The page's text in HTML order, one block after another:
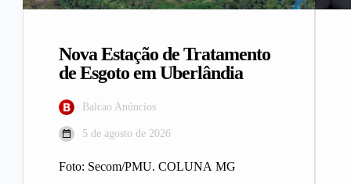
Nova Estação de Tratamento
de Esgoto em Uberlândia
Balcao Anúncios
5 de agosto de 2026
Foto: Secom/PMU. COLUNA MG